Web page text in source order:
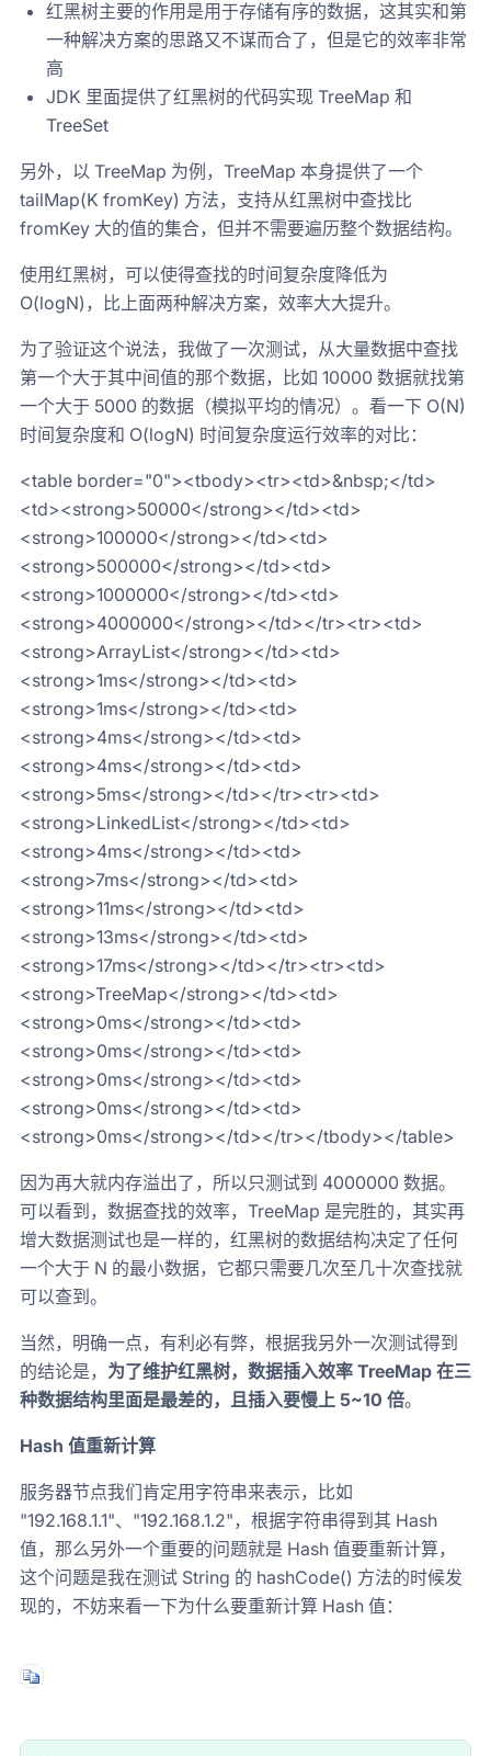
红黑树主要的作用是用于存储有序的数据，这其实和第
一种解决方案的思路又不谋而合了，但是它的效率非常
高
JDK 里面提供了红黑树的代码实现 TreeMap 和
TreeSet
另外，以 TreeMap 为例，TreeMap 本身提供了一个
tailMap(K fromKey) 方法，支持从红黑树中查找比
fromKey 大的值的集合，但并不需要遍历整个数据结构。
使用红黑树，可以使得查找的时间复杂度降低为
O(logN)，比上面两种解决方案，效率大大提升。
为了验证这个说法，我做了一次测试，从大量数据中查找
第一个大于其中间值的那个数据，比如 10000 数据就找第
一个大于 5000 的数据（模拟平均的情况）。看一下 O(N)
时间复杂度和 O(logN) 时间复杂度运行效率的对比：
<table border="0"><tbody><tr><td>&nbsp;</td>
<td><strong>50000</strong></td><td>
<strong>100000</strong></td><td>
<strong>500000</strong></td><td>
<strong>1000000</strong></td><td>
<strong>4000000</strong></td></tr><tr><td>
<strong>ArrayList</strong></td><td>
<strong>1ms</strong></td><td>
<strong>1ms</strong></td><td>
<strong>4ms</strong></td><td>
<strong>4ms</strong></td><td>
<strong>5ms</strong></td></tr><tr><td>
<strong>LinkedList</strong></td><td>
<strong>4ms</strong></td><td>
<strong>7ms</strong></td><td>
<strong>11ms</strong></td><td>
<strong>13ms</strong></td><td>
<strong>17ms</strong></td></tr><tr><td>
<strong>TreeMap</strong></td><td>
<strong>0ms</strong></td><td>
<strong>0ms</strong></td><td>
<strong>0ms</strong></td><td>
<strong>0ms</strong></td><td>
<strong>0ms</strong></td></tr></tbody></table>
因为再大就内存溢出了，所以只测试到 4000000 数据。
可以看到，数据查找的效率，TreeMap 是完胜的，其实再
增大数据测试也是一样的，红黑树的数据结构决定了任何
一个大于 N 的最小数据，它都只需要几次至几十次查找就
可以查到。
当然，明确一点，有利必有弊，根据我另外一次测试得到
的结论是， 为了维护红黑树，数据插入效率 TreeMap 在三
种数据结构里面是最差的，且插入要慢上 5~10 倍。
Hash 值重新计算
服务器节点我们肯定用字符串来表示，比如
"192.168.1.1"、"192.168.1.2"，根据字符串得到其 Hash
值，那么另外一个重要的问题就是 Hash 值要重新计算，
这个问题是我在测试 String 的 hashCode() 方法的时候发
现的，不妨来看一下为什么要重新计算 Hash 值：